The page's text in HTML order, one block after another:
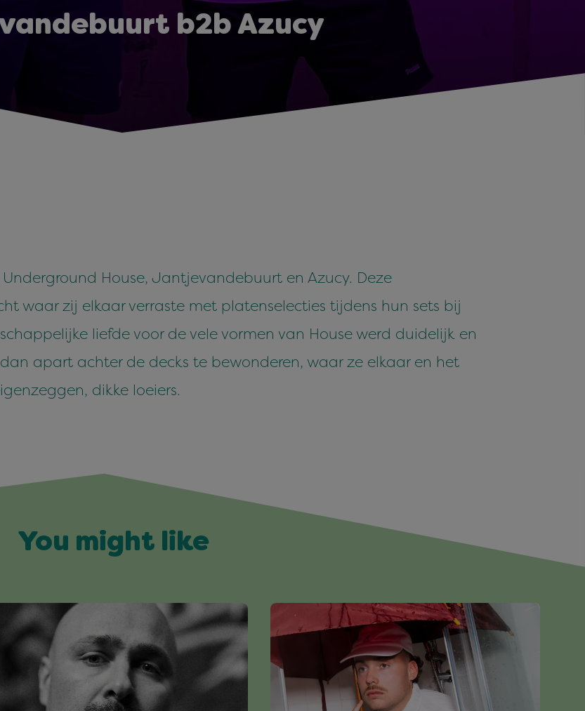
b2b Azucy
House, Jantjevandebuurt en Azucy. Deze
waar zij elkaar verraste met platenselecties tijdens hun sets bij
liefde voor de vele vormen van House werd duidelijk en
apart achter de decks te bewonderen, waar ze elkaar en het
dikke loeiers.
You might like